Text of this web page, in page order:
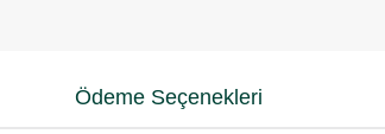
Ödeme Seçenekleri